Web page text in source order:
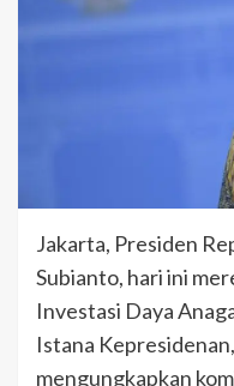
Jakarta, Presiden
Subianto, hari ini
Investasi Daya
Istana
mengungkapkan